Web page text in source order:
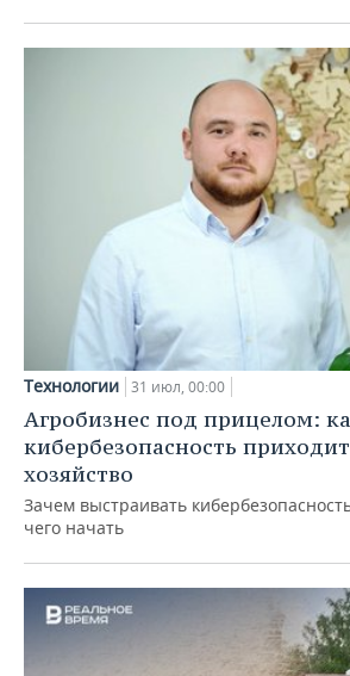
Технологии 31 июл, 00:00
Агробизнес под прицелом:
кибербезопасность
хозяйство
Зачем выстраивать
чего начать